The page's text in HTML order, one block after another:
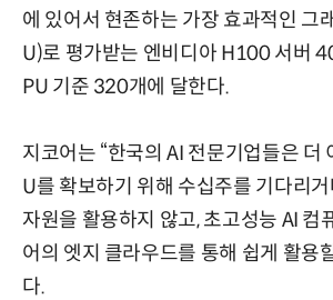
에 있어서 현존하는 가장 효과적인 그
U)로 평가받는 엔비디아 H100 서버
PU 기준 320개에 달한다.
지코어는 “한국의 AI 전문기업들은 더
U를 확보하기 위해 수십주를 기다리
자원을 활용하지 않고, 초고성능 AI 컴
어의 엣지 클라우드를 통해 쉽게 활용
다.